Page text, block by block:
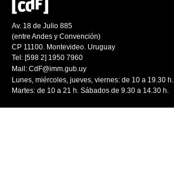
Av. 18 de Julio 885
(entre Andes y Convención)
CP 11100. Montevideo. Uruguay
Tel: [598 2] 1950 7960
Mail: CdF@imm.gub.uy
Lunes, miércoles, jueves, viernes: de 10 a 19.30 h.
Martes: de 10 a 21 h. Sábados de 9.30 a 14.30 h.